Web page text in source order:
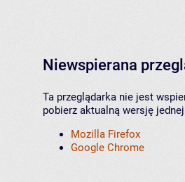
Niewspierana
Ta przeglądarka nie jest
pobierz aktualną wersję
Mozilla Firefox
Google Chrome